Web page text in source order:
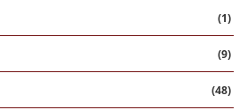
(1)
(9)
(48)